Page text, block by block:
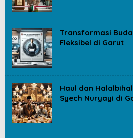
Transformasi
Fleksibel di Garut
Haul dan
Syech Nuryayi di